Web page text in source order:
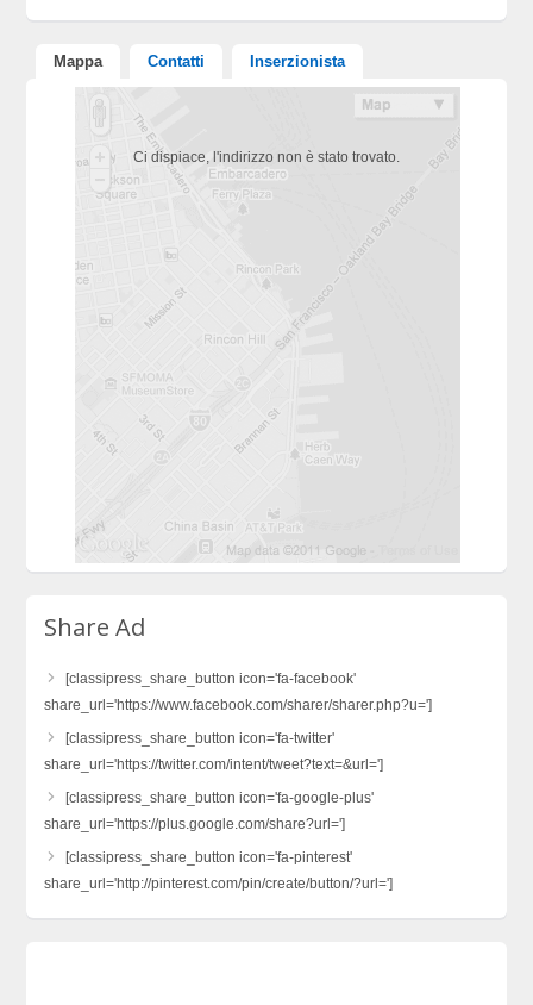
Mappa Contatti Inserzionista
Ci dispiace, l'indirizzo non è stato trovato.
Share Ad
[classipress_share_button icon='fa-facebook'
share_url='https://www.facebook.com/sharer/sharer.php?u=']
[classipress_share_button icon='fa-twitter'
share_url='https://twitter.com/intent/tweet?text=&url=']
[classipress_share_button icon='fa-google-plus'
share_url='https://plus.google.com/share?url=']
[classipress_share_button icon='fa-pinterest'
share_url='http://pinterest.com/pin/create/button/?url=']